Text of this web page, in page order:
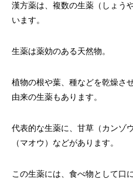
漢方薬は、複数の生薬（しょう
います。
生薬は薬効のある天然物。
植物の根や葉、種などを乾燥さ
由来の生薬もあります。
代表的な生薬に、甘草（カンゾ
（マオウ）などがあります。
この生薬には、食べ物として口